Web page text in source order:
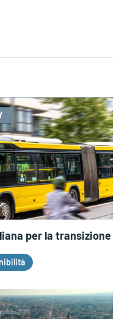
per la transizione